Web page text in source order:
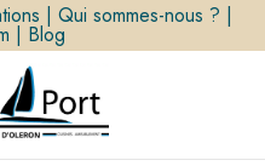
| Qui sommes-nous ? |
| Blog